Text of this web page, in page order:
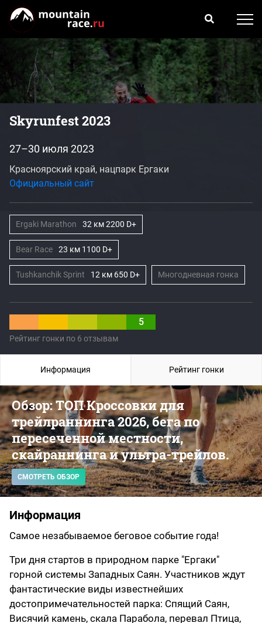
Skyrunfest 2023
5
Рейтинг гонки по 6 отзывам
27–30 июля 2023
Красноярский край, нацпарк Ергаки
Официальный сайт
Ergaki Marathon 32 км 2200 D+
Bear Race 23 км 1100 D+
Tushkanchik Sprint 12 км 650 D+ Многодневная гонка
Обзор: ТОП Кроссовки для
трейлраннинга 2026, бега по
пересеченной местности,
скайраннинга и ультра-трейлов.
СМОТРЕТЬ ОБЗОР
Информация
Самое незабываемое беговое событие года!
Три дня стартов в природном парке "Ергаки"
горной системы Западных Саян. Участников ждут
фантастические виды известнейших
достопримечательностей парка: Спящий Саян,
Висячий камень, скала Парабола, перевал Птица,
Информация Рейтинг гонки